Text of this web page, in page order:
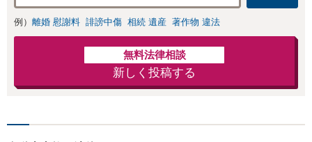
例） 離婚 慰謝料 誹謗中傷 相続 遺産 著作物 違法
無料法律相談
新しく投稿する